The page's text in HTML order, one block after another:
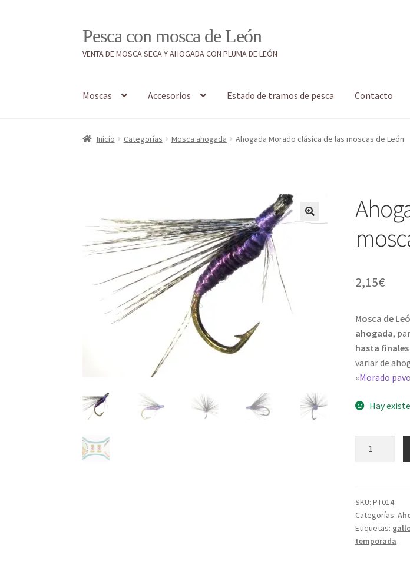
Ir
a
la
Ir
al
contenido
Pesca con mosca de León
VENTA DE MOSCA SECA Y AHOGADA CON PLUMA DE LEÓN
Moscas Accesorios Estado de tramos de pesca Contacto
Inicio #7897 (sin título) Caja Estado de tramos de pesca Formulario de contacto
Inicio Categorías Mosca ahogada Ahogada Morado clásica de las moscas de León
2,15€
Mosca de
ahogada,
hasta
variar de
«Morado
Hay
las
moscas
de
León
SKU: PT014
Categorías:
Etiquetas:
temporada